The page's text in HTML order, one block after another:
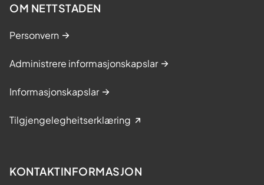
OM NETTSTADEN
Personvern
Administrere informasjonskapslar
Informasjonskapslar
Tilgjengelegheitserklæring
KONTAKTINFORMASJON